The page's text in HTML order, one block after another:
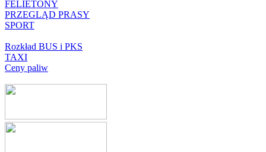
FELIETONY
PRZEGLĄD PRASY
SPORT
Rozkład BUS i PKS
TAXI
Ceny paliw